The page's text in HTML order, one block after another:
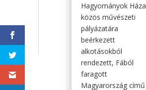
Hagyományok Háza
közös művészeti
pályázatára
beérkezett
alkotásokból
rendezett, Fából
faragott
Magyarország című